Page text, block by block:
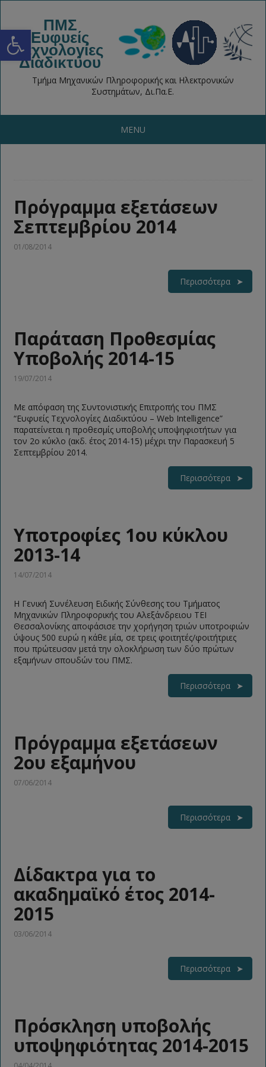
Open toolbar ΠΜΣ
Ευφυείς
Τεχνολογίες
Διαδικτύου
Τμήμα Μηχανικών Πληροφορικής και Ηλεκτρονικών
Συστημάτων, Δι.Πα.Ε.
MENU
Πρόγραμμα εξετάσεων
Σεπτεμβρίου 2014
01/08/2014
Περισσότερα
Παράταση Προθεσμίας
Υποβολής 2014-15
19/07/2014
Με απόφαση της Συντονιστικής Επιτροπής του ΠΜΣ
“Ευφυείς Τεχνολογίες Διαδικτύου – Web Intelligence”
παρατείνεται η προθεσμίς υποβολής υποψηφιοτήτων για
τον 2ο κύκλο (ακδ. έτος 2014-15) μέχρι την Παρασκευή 5
Σεπτεμβρίου 2014.
Περισσότερα
Υποτροφίες 1ου κύκλου
2013-14
14/07/2014
Η Γενική Συνέλευση Ειδικής Σύνθεσης του Τμήματος
Μηχανικών Πληροφορικής του Αλεξάνδρειου ΤΕΙ
Θεσσαλονίκης αποφάσισε την χορήγηση τριών υποτροφιών
ύψους 500 ευρώ η κάθε μία, σε τρεις φοιτητές/φοιτήτριες
που πρώτευσαν μετά την ολοκλήρωση των δύο πρώτων
εξαμήνων σπουδών του ΠΜΣ.
Περισσότερα
Πρόγραμμα εξετάσεων
2ου εξαμήνου
07/06/2014
Περισσότερα
Δίδακτρα για το
ακαδημαϊκό έτος 2014-
2015
03/06/2014
Περισσότερα
Πρόσκληση υποβολής
υποψηφιότητας 2014-2015